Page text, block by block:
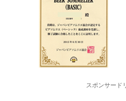
スポンサード